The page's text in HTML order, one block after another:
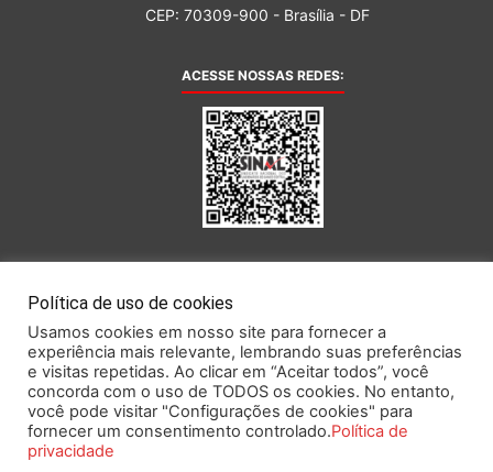
CEP: 70309-900 - Brasília - DF
ACESSE NOSSAS REDES:
Este portal obedece às prescrições da Lei Geral de Proteção de Dados.
Política de uso de cookies
Usamos cookies em nosso site para fornecer a
experiência mais relevante, lembrando suas preferências
e visitas repetidas. Ao clicar em “Aceitar todos”, você
concorda com o uso de TODOS os cookies. No entanto,
você pode visitar "Configurações de cookies" para
fornecer um consentimento controlado.Política de
privacidade